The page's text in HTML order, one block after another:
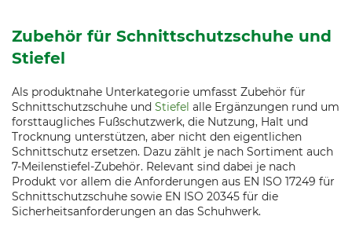
Zubehör für Schnittschutzschuhe und
Stiefel
Als produktnahe Unterkategorie umfasst Zubehör für
Schnittschutzschuhe und Stiefel alle Ergänzungen rund um
forsttaugliches Fußschutzwerk, die Nutzung, Halt und
Trocknung unterstützen, aber nicht den eigentlichen
Schnittschutz ersetzen. Dazu zählt je nach Sortiment auch
7-Meilenstiefel-Zubehör. Relevant sind dabei je nach
Produkt vor allem die Anforderungen aus EN ISO 17249 für
Schnittschutzschuhe sowie EN ISO 20345 für die
Sicherheitsanforderungen an das Schuhwerk.